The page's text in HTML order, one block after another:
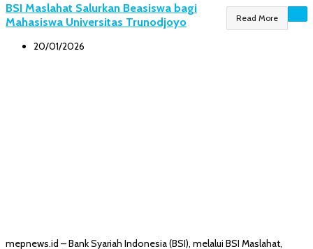
Read More
BSI Maslahat Salurkan Beasiswa bagi
Mahasiswa Universitas Trunodjoyo
20/01/2026
mepnews.id – Bank Syariah Indonesia (BSI), melalui BSI Maslahat,